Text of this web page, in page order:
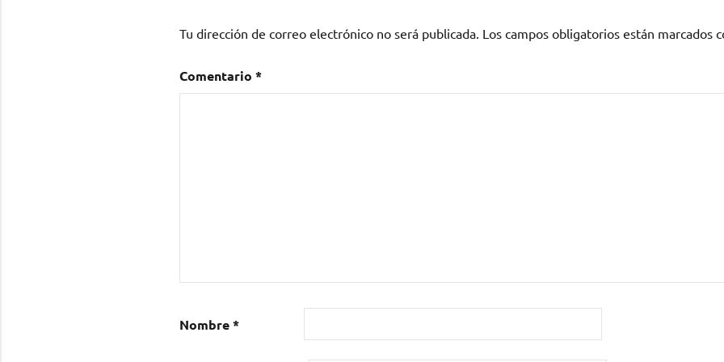
Tu dirección de correo electrónico no será publicada. Los campos obligatorios están marcados
Comentario *
Nombre*